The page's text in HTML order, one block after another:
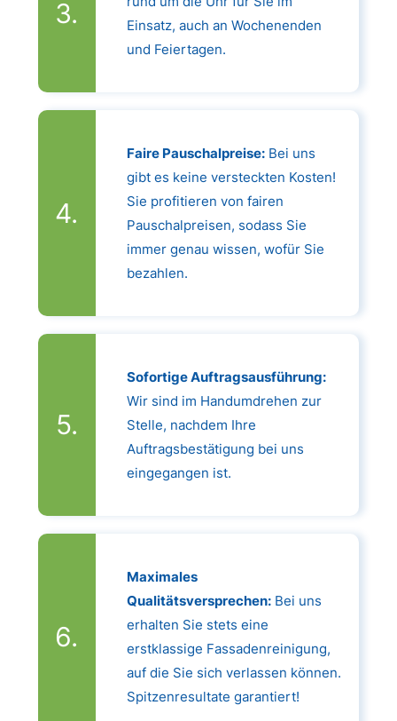
Einsatz, auch an Wochenenden
und Feiertagen.
Faire Pauschalpreise:Bei uns
gibt es keine versteckten Kosten!
Sie profitieren von fairen
Pauschalpreisen, sodass Sie
immer genau wissen, wofür Sie
bezahlen.
Sofortige Auftragsausführung:
Wir sind im Handumdrehen zur
Stelle, nachdem Ihre
Auftragsbestätigung bei uns
eingegangen ist.
Maximales
Qualitätsversprechen:Bei uns
erhalten Sie stets eine
erstklassige Fassadenreinigung,
auf die Sie sich verlassen können.
Spitzenresultate garantiert!